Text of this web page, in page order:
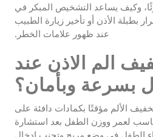
وكيف يساعد التشخيص المبكر في
بطبلة الأذن أو تأخير زيارة الطبيب
عند ظهور علامات الخطر.
الم الاذن عند
بسرعة وبأمان؟
الألم مؤقتًا بكمادات دافئة على
لعمر ووزن الطفل بعد استشارة